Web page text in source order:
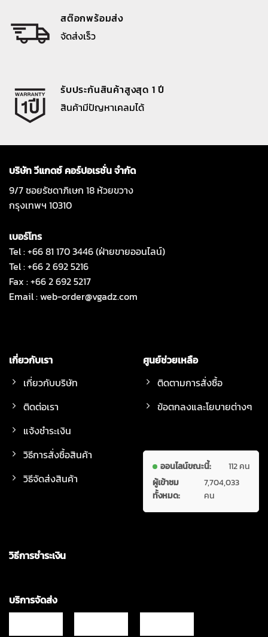
สต๊อกพร้อมส่ง
จัดส่งเร็ว
รับประกันสินค้าสูงสุด 1 ปี
สินค้ามีปัญหาเคลมได้
บริษัท วีแกดซ์ คอร์ปอเรชั่น จำกัด
9/7 ซอยรัชดาภิเษก 18 ห้วยขวาง
กรุงเทพฯ 10310
เบอร์โทร
Tel : +66 81 170 3446 (ฝ่ายขายออนไลน์)
Tel : +66 2 692 5216
Fax : +66 2 692 5217
Email :web-order@vgadz.com
เกี่ยวกับเรา
เกี่ยวกับบริษัท
ติดต่อเรา
แจ้งชำระเงิน
วิธีการสั่งซื้อสินค้า
วิธีจัดส่งสินค้า
ศูนย์ช่วยเหลือ
ติดตามการสั่งซื้อ
ข้อตกลงและโยบายต่างๆ
ออนไลน์ขณะนี้:
112 คน
ผู้เข้าชม
ทั้งหมด:
7,704,033
คน
วิธีการชำระเงิน
บริการจัดส่ง